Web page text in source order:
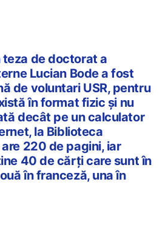
de doctorat a
Lucian Bode a fost
de voluntari USR, pentru
în format fizic și nu
decât pe un calculator
la Biblioteca
220 de pagini, iar
40 de cărți care sunt în
în franceză, una în